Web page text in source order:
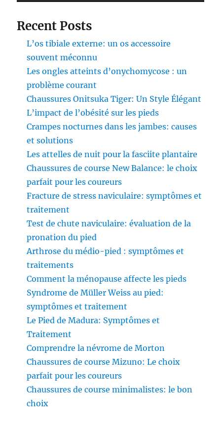
Recent Posts
L’os tibiale externe: un os accessoire
souvent méconnu
Les ongles atteints d’onychomycose : un
problème courant
Chaussures Onitsuka Tiger: Un Style Élégant
L’impact de l’obésité sur les pieds
Crampes nocturnes dans les jambes: causes
et solutions
Les attelles de nuit pour la fasciite plantaire
Chaussures de course New Balance: le choix
parfait pour les coureurs
Fracture de stress naviculaire: symptômes et
traitement
Test de chute naviculaire: évaluation de la
pronation du pied
Arthrose du médio-pied : symptômes et
traitements
Comment la ménopause affecte les pieds
Syndrome de Müller Weiss au pied:
symptômes et traitement
Le Pied de Madura: Symptômes et
Traitement
Comprendre la névrome de Morton
Chaussures de course Mizuno: Le choix
parfait pour les coureurs
Chaussures de course minimalistes: le bon
choix